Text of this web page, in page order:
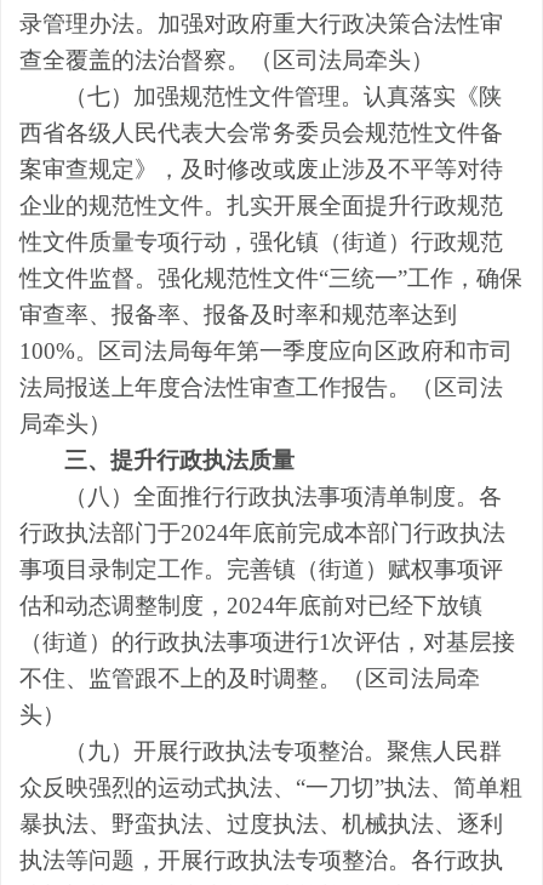
录管理办法。 加强对政府重大行政决策合法性审
查全覆盖的法治督察。 （ 区司法局牵头）
（七）加强规范性文件管理。认真落实《陕
西省各级人民代表大会常务委员会规范性文件备
案审查规定》，及时修改或废止涉及不平等对待
企业的规范性文件。扎实开展全面提升行政规范
性文件质量专项行动，强化镇（街道）行政规范
性文件监督。强化规范性文件“三统一”工作 ， 确保
审查率、报备率、报备及时率和规范率达到
100%。 区司法局每年第一季度应向 区政府和市司
法局报送上年度合法性审查工作报告。 （ 区司法
局牵头）
三、提升行政执法质量
（八）全面推行行政执法事项清单制度。各
行政执法部门于2024年底前完成本部门行政执法
事项目录制定工作。 完善镇 （街道） 赋权事项评
估和动态调整制度， 2024年底前对已经下放镇
（街道） 的行政执法事项进行1 次评估，对基层接
不住、监管跟不上的及时调整。
（ 区司法局牵
头）
（九）开展行政执法专项整治。聚焦人民群
众反映强烈的运动式执法、 “一刀切”执法、简单粗
暴执法、野蛮执法、过度执法、机械执法、逐利
执法等问题，开展行政执法专项整治。各行政执